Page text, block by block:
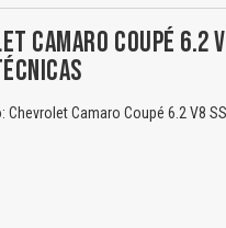
CAMARO COUPÉ 6.2
Chevrolet Camaro Coupé 6.2 V8